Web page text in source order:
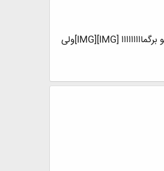
درسته دقیقه 90 میرم سر درس و مشخ ولی بعد از این همه سال دستم اومده چجوری باید بدرسمشون[IMG]حالا بماند بعضی از این استادا موش دووندن تو برگمااااااااا [IMG][IMG]ولی